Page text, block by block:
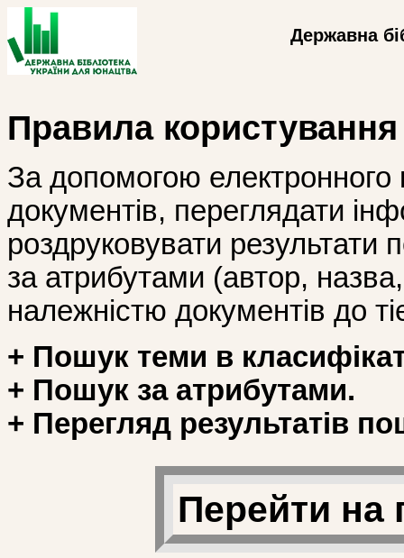
Державна
Правила
За допомогою
документів, переглядати
роздруковувати
за атрибутами (автор, назва,
належністю документів до
+ Пошук теми в
+ Пошук за атрибутами.
+ Перегляд результатів
Перейти на